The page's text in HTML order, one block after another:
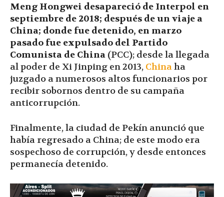
Meng Hongwei desapareció de Interpol en
septiembre de 2018; después de un viaje a
China; donde fue detenido, en marzo
pasado fue expulsado del Partido
Comunista de China (PCC); desde la llegada
al poder de Xi Jinping en 2013, Chinaha
juzgado a numerosos altos funcionarios por
recibir sobornos dentro de su campaña
anticorrupción.
Finalmente, la ciudad de Pekín anunció que
había regresado a China; de este modo era
sospechoso de corrupción, y desde entonces
permanecía detenido.